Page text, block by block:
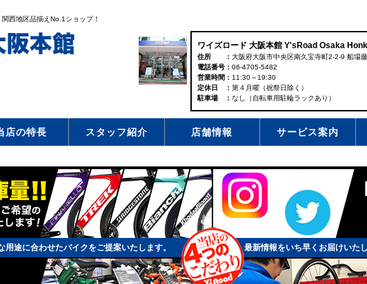
西地区品揃えNo.1ショップ！
ワイズロード 大阪本館 Y'sRoad Osaka
住所
大阪府大阪市中央区南久宝寺町2-2-9 船場
電話番号
06-4705-5482
営業時間
11:30～19:30
定休日
第４月曜（祝祭日除く）
駐車場
なし（自転車用駐輪ラックあり）
店の特長 スタッフ紹介 店舗情報 サービス案内
途に合わせたバイクをご提案いたします。 最新情報をいち早くお届けいた